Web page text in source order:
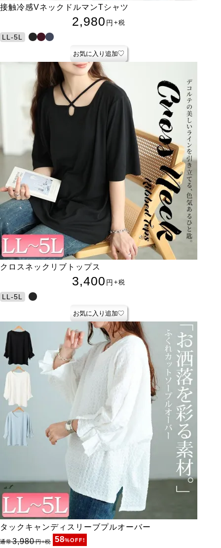
接触冷感VネックドルマンTシャツ
2,980 円 +税
LL-5L
お気に入り追加
クロスネックリブトップス
3,400 円 +税
LL-5L
お気に入り追加
タックキャンディスリーブプルオーバー
通常3,980円+税 58%OFF!